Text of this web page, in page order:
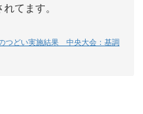
てます。
つどい実施結果 中央大会：基調